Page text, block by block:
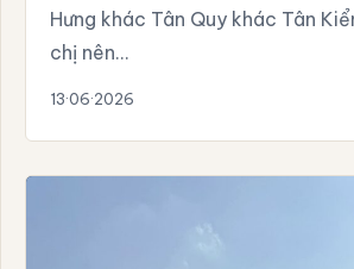
Hưng khác Tân Quy khác Tân
chị nên…
13·06·2026